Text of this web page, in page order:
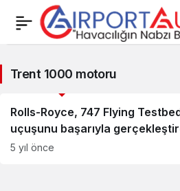
1000
motoru
Haberleri
Trent 1000 motoru
Rolls-Royce, 747 Flying
uçuşunu başarıyla
5 yıl önce